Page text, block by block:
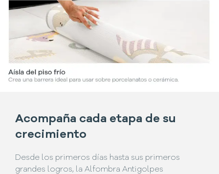
Acompaña cada etapa de su
crecimiento
Desde los primeros días hasta sus primeros
grandes logros, la Alfombra Antigolpes